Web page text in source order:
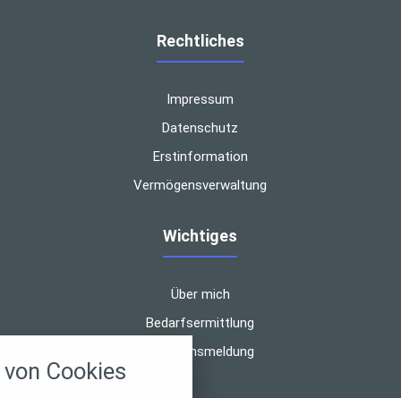
Rechtliches
Impressum
Datenschutz
Erstinformation
Vermögensverwaltung
Wichtiges
Über mich
Bedarfsermittlung
Schadensmeldung
Cookies
folgende Kategorien zu